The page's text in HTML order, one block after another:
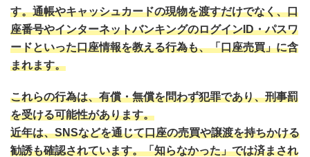
す。通帳やキャッシュカードの現物を渡すだけでなく、口
座番号やインターネットバンキングのログインID・パスワ
ードといった口座情報を教える行為も、「口座売買」に含
まれます。
これらの行為は、有償・無償を問わず犯罪であり、刑事罰
を受ける可能性があります。
近年は、SNSなどを通じて口座の売買や譲渡を持ちかける
勧誘も確認されています。「知らなかった」では済まされ